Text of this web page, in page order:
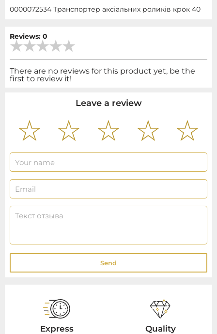
0000072534 Транспортер аксіальних роликів крок 40
Reviews: 0
There are no reviews for this product yet, be the
first to review it!
Leave a review
Send
Express
Quality